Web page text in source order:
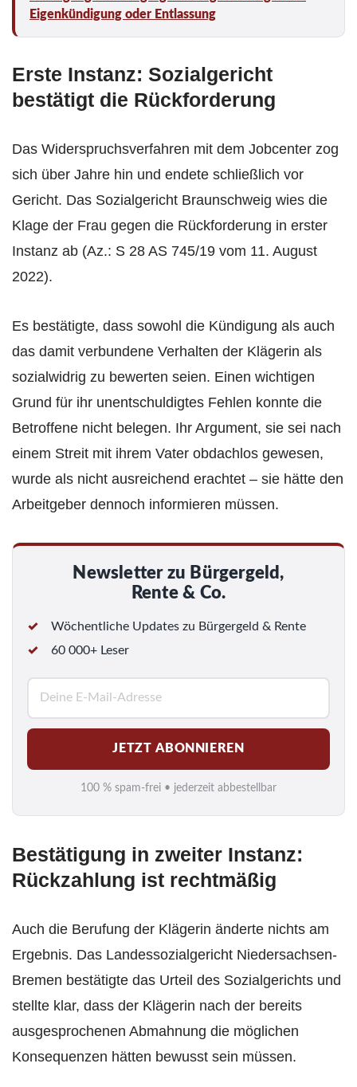
Eigenkündigung oder Entlassung
Erste Instanz: Sozialgericht
bestätigt die Rückforderung
Das Widerspruchsverfahren mit dem Jobcenter zog
sich über Jahre hin und endete schließlich vor
Gericht. Das Sozialgericht Braunschweig wies die
Klage der Frau gegen die Rückforderung in erster
Instanz ab (Az.: S 28 AS 745/19 vom 11. August
2022).
Es bestätigte, dass sowohl die Kündigung als auch
das damit verbundene Verhalten der Klägerin als
sozialwidrig zu bewerten seien. Einen wichtigen
Grund für ihr unentschuldigtes Fehlen konnte die
Betroffene nicht belegen. Ihr Argument, sie sei nach
einem Streit mit ihrem Vater obdachlos gewesen,
wurde als nicht ausreichend erachtet – sie hätte den
Arbeitgeber dennoch informieren müssen.
Newsletter zu Bürgergeld,
Rente & Co.
Wöchentliche Updates zu Bürgergeld & Rente
60 000+ Leser
M
a
i
l
*
JETZT ABONNIEREN
100 % spam-frei • jederzeit abbestellbar
Bestätigung in zweiter Instanz:
Rückzahlung ist rechtmäßig
Auch die Berufung der Klägerin änderte nichts am
Ergebnis. Das Landessozialgericht Niedersachsen-
Bremen bestätigte das Urteil des Sozialgerichts und
stellte klar, dass der Klägerin nach der bereits
ausgesprochenen Abmahnung die möglichen
Konsequenzen hätten bewusst sein müssen.